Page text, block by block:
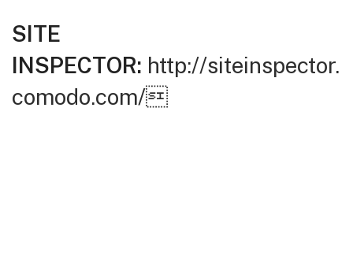
SITE
INSPECTOR: http://siteinspector.
comodo.com/